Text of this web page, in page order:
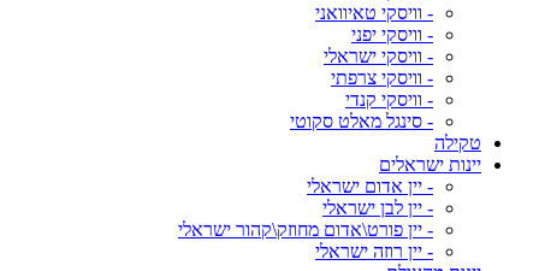
- וויסקי טאיוואני
- וויסקי יפני
- וויסקי ישראלי
- וויסקי צרפתי
- וויסקי קנדי
- סינגל מאלט סקוטי
טקילה
יינות ישראלים
- יין אדום ישראלי
- יין לבן ישראלי
- יין פורט\אדום מחוזק\קהור ישראלי
- יין רוזה ישראלי